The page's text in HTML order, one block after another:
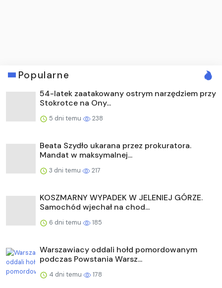
Popularne
54-latek zaatakowany ostrym narzędziem przy
Stokrotce na Ony...
5 dni temu 238
Beata Szydło ukarana przez prokuratora.
Mandat w maksymalnej...
3 dni temu 217
KOSZMARNY WYPADEK W JELENIEJ GÓRZE.
Samochód wjechał na chod...
6 dni temu 185
Warszawiacy oddali hołd pomordowanym
podczas Powstania Warsz...
4 dni temu 178